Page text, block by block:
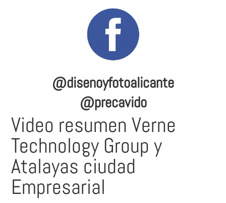
@disenoyfotoalicante
@precavido
Video resumen Verne
Technology Group y
Atalayas ciudad
Empresarial